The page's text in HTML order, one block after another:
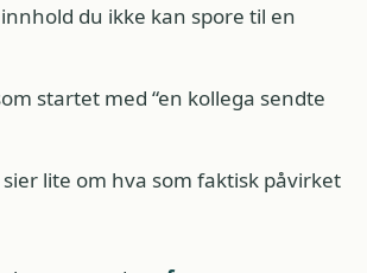
du ikke kan spore til en
startet med “en kollega sendte
lite om hva som faktisk påvirket